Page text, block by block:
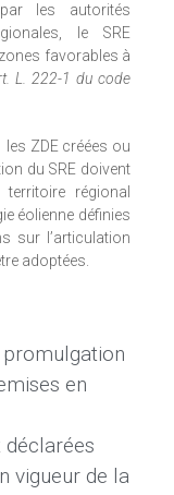
les autorités
le SRE
favorables à
L. 222-1 du code
ZDE créées ou
du SRE doivent
régional
éolienne définies
sur l’articulation
adoptées.
promulgation
en
déclarées
vigueur de la